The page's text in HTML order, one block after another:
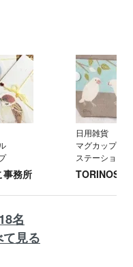
事務所
日用雑貨
マグカップ・
ステーショナ
TORINOS
名
見る